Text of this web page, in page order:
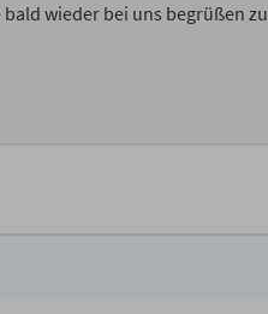
wieder bei uns begrüßen zu